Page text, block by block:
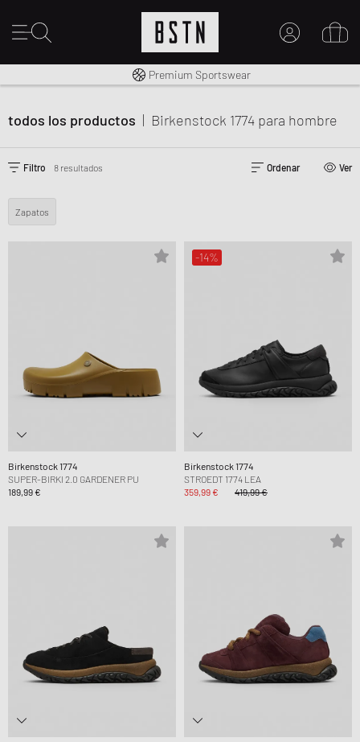
Envío gratuito a España desde € 100
Premium Sportswear
todos los productos | Birkenstock 1774 para hombre
Filtro 8 resultados Ordenar Ver
Zapatos
Birkenstock 1774
SUPER-BIRKI 2.0 GARDENER PU
189,99 €
-14%
Birkenstock 1774
STROEDT 1774 LEA
359,99 €
419,99 €